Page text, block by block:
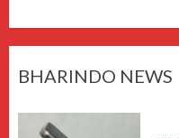
BHARINDO NEWS